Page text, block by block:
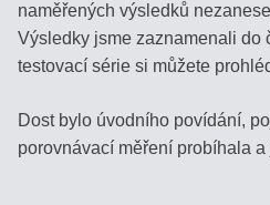
naměřených výsledků
Výsledky jsme zaznamenali do
testovací série si můžete
Dost bylo úvodního povídání,
porovnávací měření probíhala
PÁLENKY
PIVO
AUTOMOBILY